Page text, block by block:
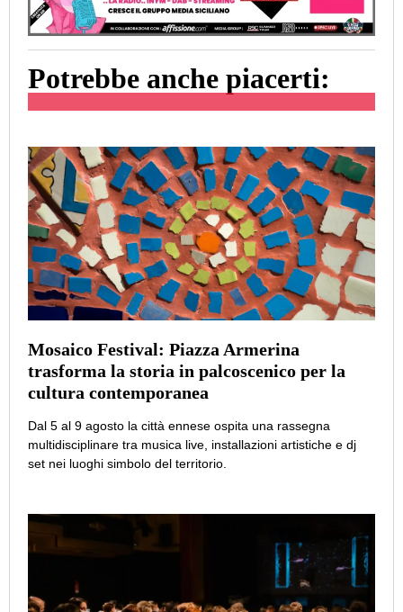
Potrebbe anche piacerti:
Mosaico Festival: Piazza Armerina
trasforma la storia in palcoscenico per la
cultura contemporanea
Dal 5 al 9 agosto la città ennese ospita una rassegna
multidisciplinare tra musica live, installazioni artistiche e dj
set nei luoghi simbolo del territorio.